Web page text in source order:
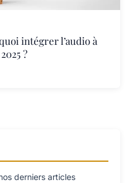
intégrer l’audio à
?
derniers articles